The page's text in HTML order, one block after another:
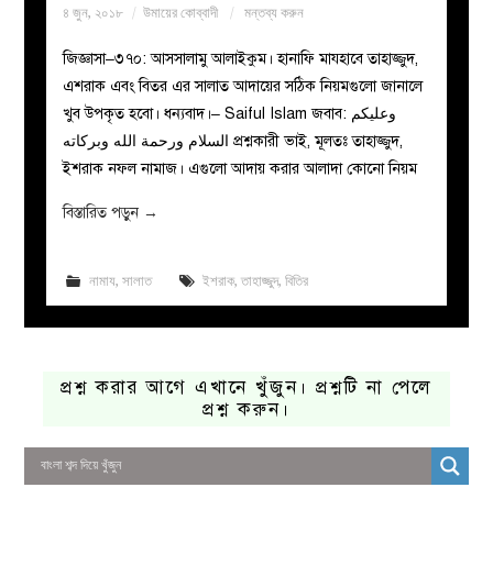
মজলিস
প্রশ্ন
করুন
৪ জুন, ২০১৮ উমায়ের কোব্বাদী মন্তব্য করুন
জিজ্ঞাসা–৩৭০: আসসালামু আলাইকুম। হানাফি মাযহাবে তাহাজ্জুদ,
এশরাক এবং বিতর এর সালাত আদায়ের সঠিক নিয়মগুলো জানালে
খুব উপকৃত হবো। ধন্যবাদ।– Saiful Islam জবাব: وعليكم
السلام ورحمة الله وبركاته প্রশ্নকারী ভাই, মূলতঃ তাহাজ্জুদ,
ইশরাক নফল নামাজ। এগুলো আদায় করার আলাদা কোনো নিয়ম
বিস্তারিত পড়ুন →
নামায, সালাত ইশরাক, তাহাজ্জুদ, বিতির
প্রশ্ন করার আগে এখানে খুঁজুন। প্রশ্নটি না পেলে
প্রশ্ন করুন।